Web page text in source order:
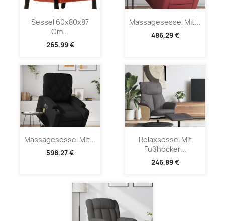
Sessel 60x80x87
Cm...
265,99 €
Massagesessel Mit...
486,29 €
Massagesessel Mit...
598,27 €
Relaxsessel Mit
Fußhocker...
246,89 €